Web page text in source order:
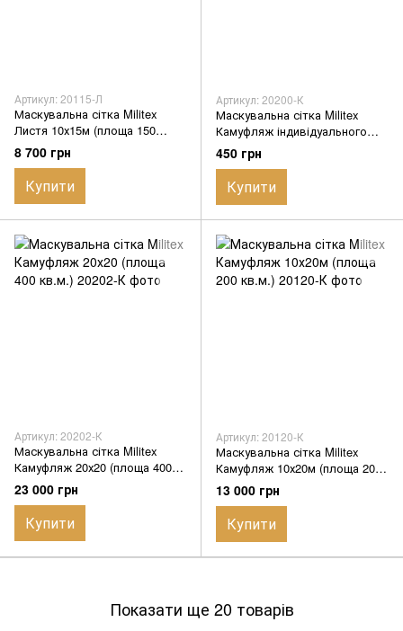
Артикул: 20115-Л
Маскувальна сітка Militex
Листя 10х15м (площа 150
кв.м.)
8 700 грн
Купити
Артикул: 20200-К
Маскувальна сітка Militex
Камуфляж індивідуального
розміру (50 грн за 1 кв.м.)
450 грн
Купити
Артикул: 20202-К
Маскувальна сітка Militex
Камуфляж 20х20 (площа 400
кв.м.)
23 000 грн
Купити
Артикул: 20120-К
Маскувальна сітка Militex
Камуфляж 10х20м (площа 200
кв.м.)
13 000 грн
Купити
Показати ще 20 товарів